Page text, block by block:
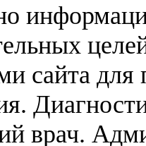
сайта
врач.